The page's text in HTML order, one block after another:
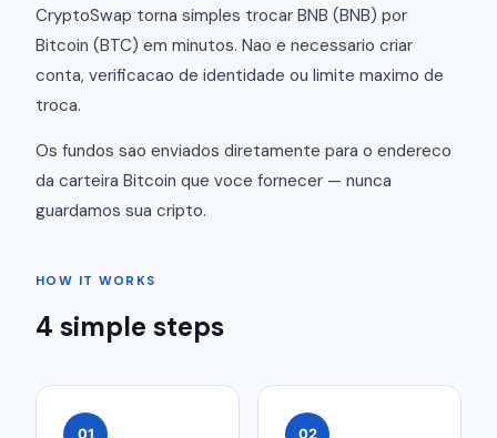
CryptoSwap torna simples trocar BNB (BNB) por
Bitcoin (BTC) em minutos. Nao e necessario criar
conta, verificacao de identidade ou limite maximo de
troca.
Os fundos sao enviados diretamente para o endereco
da carteira Bitcoin que voce fornecer — nunca
guardamos sua cripto.
HOW IT WORKS
4 simple steps
01 02